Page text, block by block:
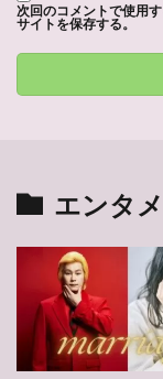
次回のコメントで使用
サイトを保存する。
エンタメ